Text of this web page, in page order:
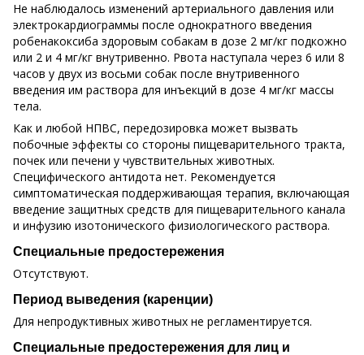
Не наблюдалось изменений артериального давления или
электрокардиограммы после однократного введения
робенакоксиба здоровым собакам в дозе 2 мг/кг подкожно
или 2 и 4 мг/кг внутривенно. Рвота наступала через 6 или 8
часов у двух из восьми собак после внутривенного
введения им раствора для инъекций в дозе 4 мг/кг массы
тела.
Как и любой НПВС, передозировка может вызвать
побочные эффекты со стороны пищеварительного тракта,
почек или печени у чувствительных животных.
Специфического антидота нет. Рекомендуется
симптоматическая поддерживающая терапия, включающая
введение защитных средств для пищеварительного канала
и инфузию изотонического физиологического раствора.
Специальные предостережения
Отсутствуют.
Период выведения (каренции)
Для непродуктивных животных не регламентируется.
Специальные предостережения для лиц и